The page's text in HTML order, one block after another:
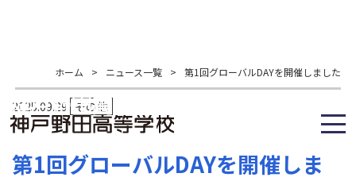
ホーム > ニュース一覧 > 第1回グローバルDAYを開催しました
2025.09.29 その他
第1回グローバルDAYを開催しま